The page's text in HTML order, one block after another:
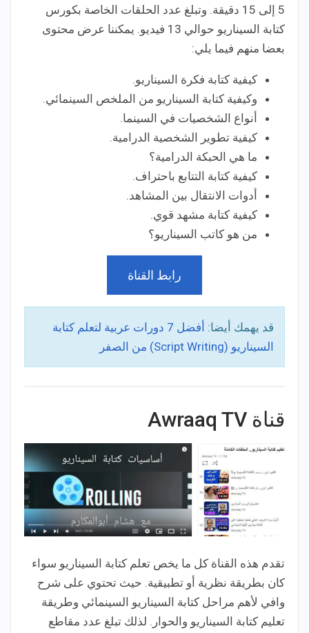
5 إلى 15 دقيقة. وتبلغ عدد الحلقات الخاصة بكورس
كتابة السيناريو حوالي 13 فيديو. يمكننا عرض محتوى
بعضا منهم فيما يلي:
كيفية كتابة فكرة السيناريو.
وكيفية كتابة السيناريو من الملخص السينمائي.
أنواع الشخصيات في السينما.
كيفية تطوير الشخصية الدرامية.
ما هي الحبكة الدرامية؟
كيفية كتابة التتابع باحتراف.
أدوات الانتقال بين المشاهد.
كيفية كتابة مشهد قوي.
من هو كاتب السيناريو؟
رابط القناة
قد يهمك أيضا:
أفضل 7 دورات عربية لتعلم كتابة
السيناريو (Script Writing) من الصفر
قناة Awraaq TV
تقدم هذه القناة كل ما يخص تعلم كتابة السيناريو سواء
كان بطريقة نظرية أو تطبيقية. حيث تحتوي على شرح
وافي لأهم مراحل كتابة السيناريو السينمائي وطريقة
تعليم كتابة السيناريو والحوار. لذلك تبلغ عدد مقاطع